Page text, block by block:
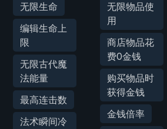
无限生命
编辑生命上
限
无限古代魔
法能量
最高连击数
法术瞬间冷
无限物品使
用
商店物品花
费0金钱
购买物品时
获得金钱
金钱倍率